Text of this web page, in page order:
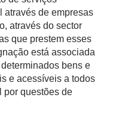
através de empresas
através do sector
que prestem esses
está associada
bens e
e acessíveis a todos
por questões de